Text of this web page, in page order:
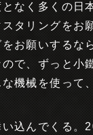
なく多くの日
タリングをお
お願いするな
で、ずっと小
機械を使って
込んでくる。